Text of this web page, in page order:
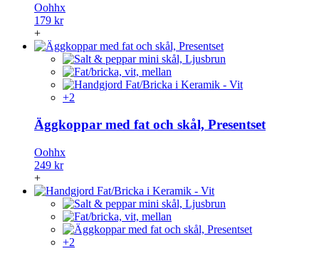
Oohhx
179 kr
+
+2
Äggkoppar med fat och skål, Presentset
Oohhx
249 kr
+
+2